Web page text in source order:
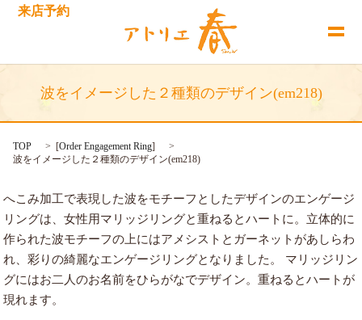
来店予約
波をイメージした２種類のデザイン(em218)
TOP [Order Engagement Ring]
波をイメージした２種類のデザイン(em218)
へこみ加工で表現した波をモチーフとしたデザインのエンゲージ
リングは、女性用マリッジリングと重ねるとハートに。立体的に
作られた波モチーフの上にはアメシストとガーネットがあしらわ
れ、彩りの綺麗なエンゲージリングとなりました。 マリッジリン
グにはお二人のお名前をひらがなでデザイン。重ねるとハートが
現れます。